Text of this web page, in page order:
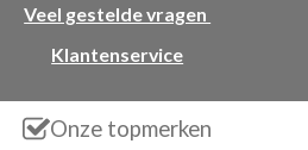
Veel gestelde vragen
Klantenservice
Onze topmerken